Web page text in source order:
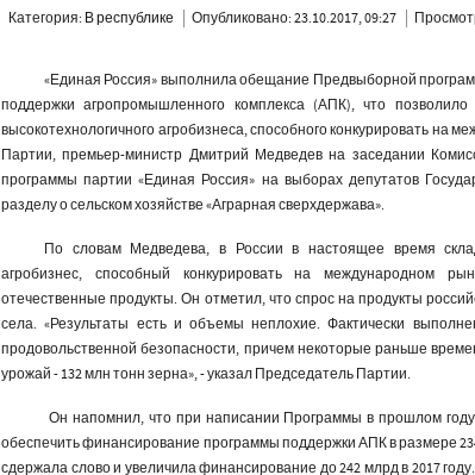
Категория: В республике Опубликовано: 23.10.2017, 09:27
«Единая Россия» выполнила обещание Предвыборной
поддержки агропромышленного комплекса (АПК), что
высокотехнологичного агробизнеса, способного конкурировать на
Партии, премьер-министр Дмитрий Медведев на заседании
программы партии «Единая Россия» на выборах депутатов
разделу о сельском хозяйстве «Аграрная сверхдержава».
По словам Медведева, в России в настоящее время
агробизнес, способный конкурировать на международном
отечественные продукты. Он отметил, что спрос на продукты
села. «Результаты есть и объемы неплохие. Фактически
продовольственной безопасности, причем некоторые раньше
урожай - 132 млн тонн зерна», - указал Председатель Партии.
Он напомнил, что при написании Программы в прошлом
обеспечить финансирование программы поддержки АПК в размере
сдержала слово и увеличила финансирование до 242 млрд в 2017